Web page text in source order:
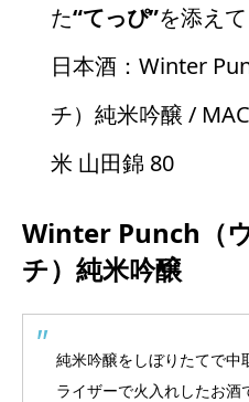
た“てっぴ”を添えて
日本酒：Winter
チ）純米吟醸 /
米 山田錦 80
Winter Punch（
チ）純米吟醸
純米吟醸をしぼりたてで中
ライザーで火入れしたお酒